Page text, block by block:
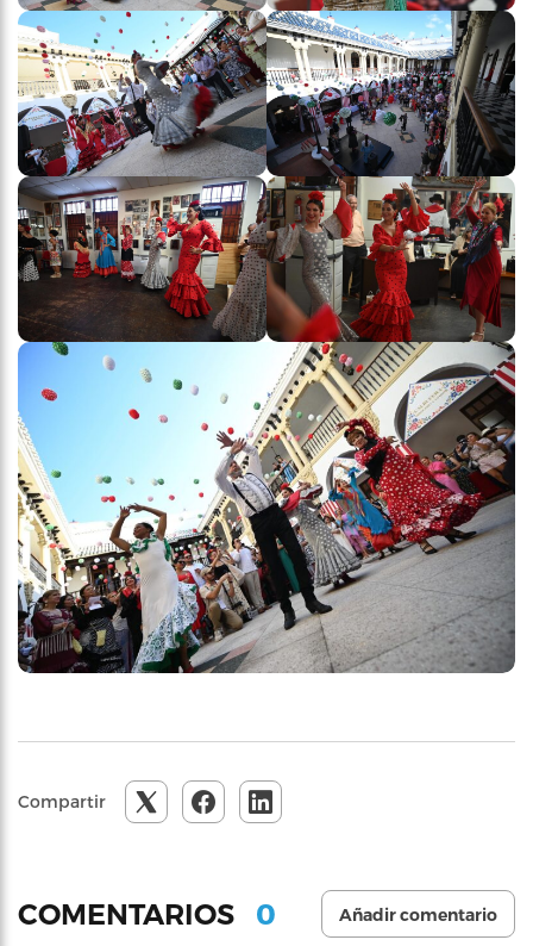
Compartir
COMENTARIOS 0 Añadir comentario